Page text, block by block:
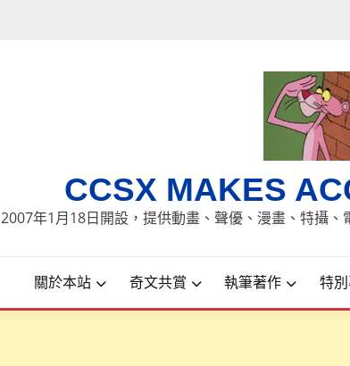
CCSX MAKES
2007年1月18日開設，提供動畫、聲優、漫畫、特攝
關於本站 奇文共賞 執筆著作 特